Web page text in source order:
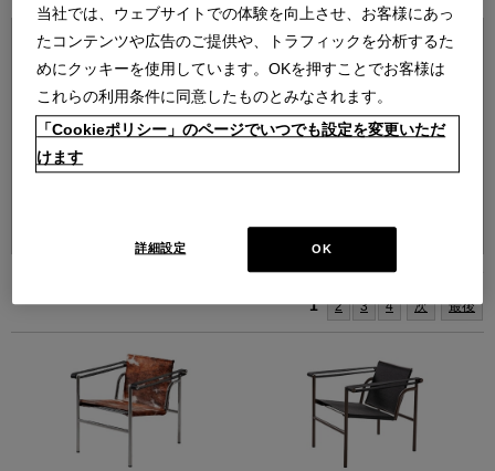
[1～24件]
1 2 3 4 次 最後
当社では、ウェブサイトでの体験を向上させ、お客様にあっ
たコンテンツや広告のご提供や、トラフィックを分析するた
めにクッキーを使用しています。OKを押すことでお客様は
これらの利用条件に同意したものとみなされます。
「Cookieポリシー」のページでいつでも設定を変更いただ
けます
OK
詳細設定